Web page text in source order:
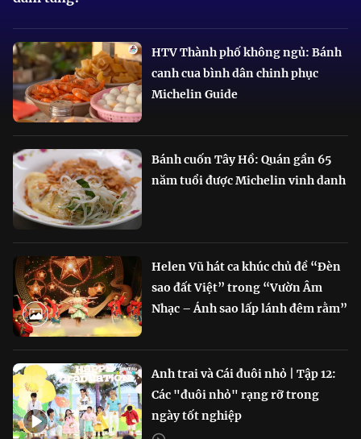
HTV Thành phố không ngủ: Bánh
canh cua bình dân chinh phục
Michelin Guide
Bánh cuốn Tây Hồ: Quán gần 65
năm tuổi được Michelin vinh danh
Helen Vũ hát ca khúc chủ đề “Đèn
sao đất Việt” trong “Vườn Âm
Nhạc – Ánh sao lấp lánh đêm rằm”
Anh trai và Cái đuôi nhỏ | Tập 12:
Các "đuôi nhỏ" rạng rỡ trong
ngày tốt nghiệp